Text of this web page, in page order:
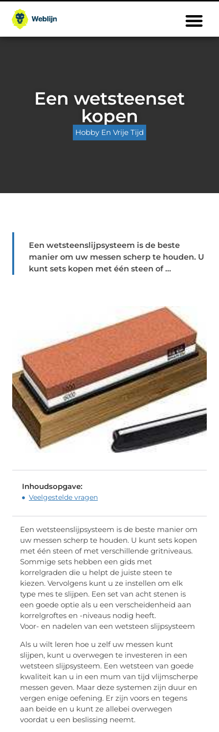
Een wetsteenset
kopen
Hobby En Vrije Tijd
Een wetsteenslijpsysteem is de beste
manier om uw messen scherp te houden. U
kunt sets kopen met één steen of ...
Inhoudsopgave:
Veelgestelde vragen
Een wetsteenslijpsysteem is de beste manier om
uw messen scherp te houden. U kunt sets kopen
met één steen of met verschillende gritniveaus.
Sommige sets hebben een gids met
korrelgraden die u helpt de juiste steen te
kiezen. Vervolgens kunt u ze instellen om elk
type mes te slijpen. Een set van acht stenen is
een goede optie als u een verscheidenheid aan
korrelgroftes en -niveaus nodig heeft.
Voor- en nadelen van een wetsteen slijpsysteem
Als u wilt leren hoe u zelf uw messen kunt
slijpen, kunt u overwegen te investeren in een
wetsteen slijpsysteem. Een wetsteen van goede
kwaliteit kan u in een mum van tijd vlijmscherpe
messen geven. Maar deze systemen zijn duur en
vergen enige oefening. Er zijn voors en tegens
aan beide en u kunt ze allebei overwegen
voordat u een beslissing neemt.